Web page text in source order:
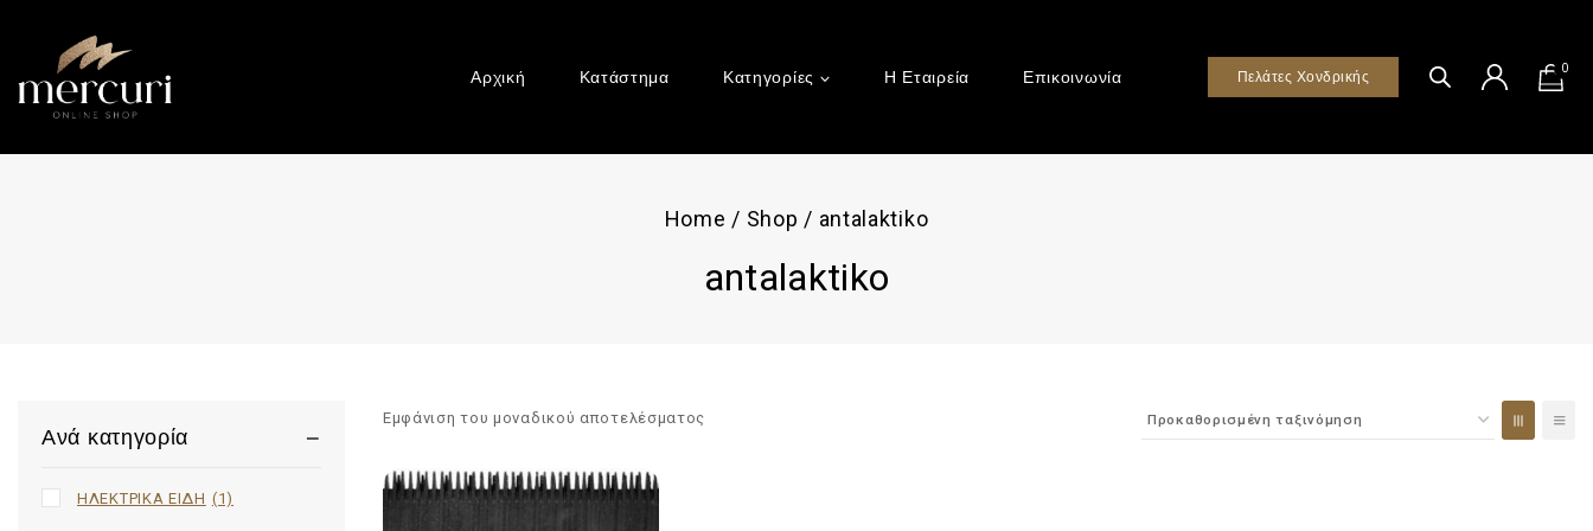
Αρχική Κατάστημα Κατηγορίες Η Εταιρεία Επικοινωνία Πελάτες Χονδρικής 0
Home / Shop / antalaktiko
antalaktiko
Εμφάνιση του μοναδικού αποτελέσματος
Ανά κατηγορία
ΗΛΕΚΤΡΙΚΑ ΕΙΔΗ (1)